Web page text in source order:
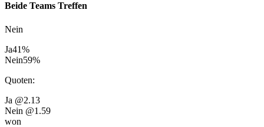
Beide Teams Treffen
Nein
Ja41%
Nein59%
Quoten:
Ja @2.13
Nein @1.59
won